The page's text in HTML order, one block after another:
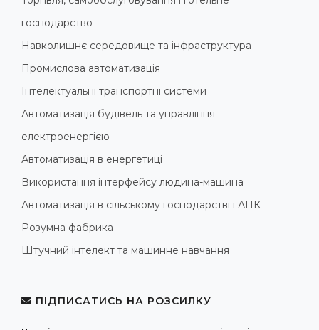
господарство
Навколишнє середовище та інфраструктура
Промислова автоматизація
Інтелектуальні транспортні системи
Автоматизація будівель та управління
електроенергією
Автоматизація в енергетиці
Використання інтерфейсу людина-машина
Автоматизація в сільському господарстві і АПК
Розумна фабрика
Штучний інтелект та машинне навчання
ПІДПИСАТИСЬ НА РОЗСИЛКУ